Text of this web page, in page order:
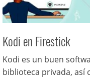
Kodi en Firestick
Kodi es un buen
biblioteca privada, así